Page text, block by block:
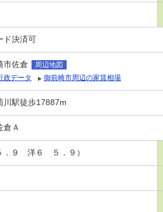
ド決済可
市佐倉
周辺地図
政データ
御前崎市周辺の家賃相場
川駅徒歩17887m
倉Ａ
．９ 洋６ ５．９）